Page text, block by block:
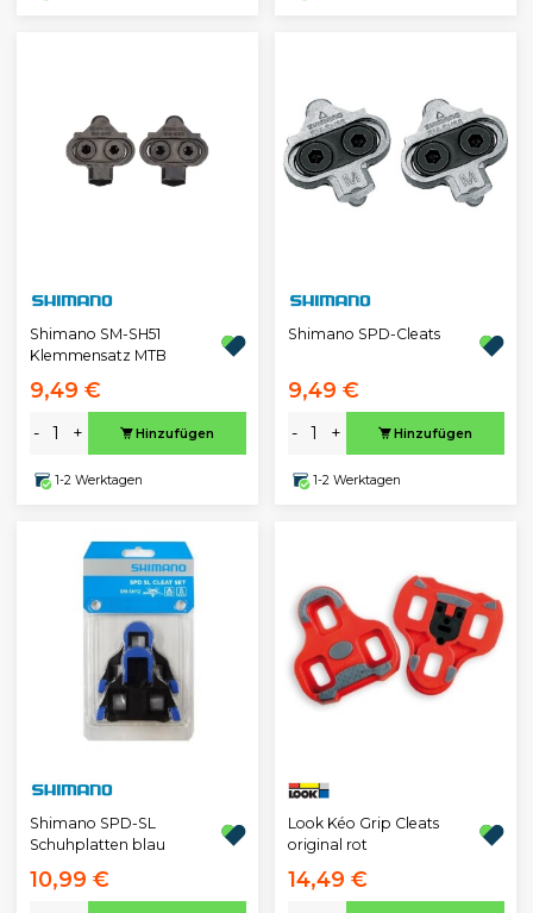
Shimano SM-SH51
Klemmensatz MTB
9,49 €
- + Hinzufügen
1-2 Werktagen
Shimano SPD-Cleats
9,49 €
- + Hinzufügen
1-2 Werktagen
Shimano SPD-SL
Schuhplatten blau
10,99 €
Look Kéo Grip Cleats
original rot
14,49 €